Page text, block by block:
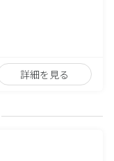
詳細を見る